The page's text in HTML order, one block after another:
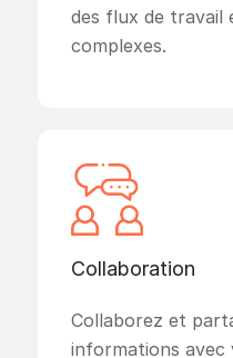
des flux de travail
complexes.
Collaboration
Collaborez et
informations avec